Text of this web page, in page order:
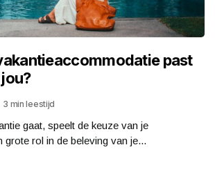
past
3 min leestijd
gaat, speelt de keuze van je
rol in de beleving van je...